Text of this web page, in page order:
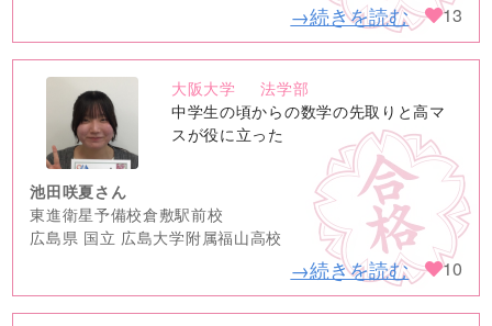
→続きを読む 13
no
image
大阪大学
法学部
中学生の頃からの数学の先取りと高マ
スが役に立った
池田咲夏さん
東進衛星予備校倉敷駅前校
広島県 国立 広島大学附属福山高校
→続きを読む 10